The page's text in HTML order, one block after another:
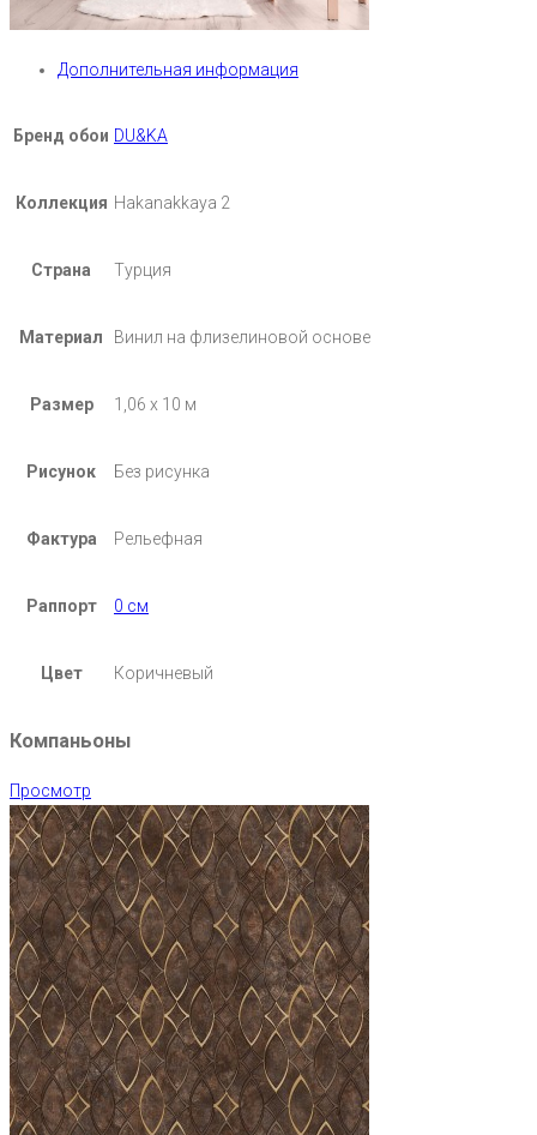
Дополнительная информация
Бренд обои DU&KA
Коллекция Hakanakkaya 2
Страна Турция
Материал Винил на флизелиновой основе
Размер 1,06 х 10 м
Рисунок Без рисунка
Фактура Рельефная
Раппорт 0 см
Цвет Коричневый
Компаньоны
Просмотр